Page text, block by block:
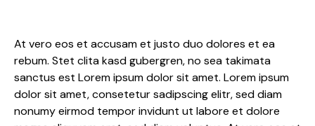
At vero eos et accusam et justo duo dolores et ea
rebum. Stet clita kasd gubergren, no sea takimata
sanctus est Lorem ipsum dolor sit amet. Lorem ipsum
dolor sit amet, consetetur sadipscing elitr, sed diam
nonumy eirmod tempor invidunt ut labore et dolore